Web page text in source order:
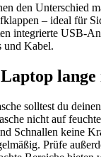
den Unterschied
– ideal für
integrierte USB-
und Kabel.
solltest du
nicht auf
Schnallen keine
Prüfe